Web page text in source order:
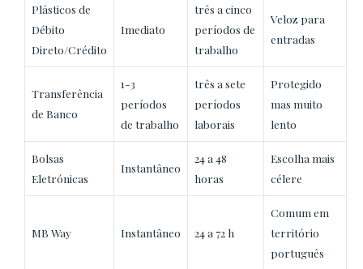
Plásticos de
Débito
Direto/Crédito
Imediato
três a cinco
períodos de
trabalho
Veloz para
entradas
Transferência
de Banco
1-3
períodos
de trabalho
três a sete
períodos
laborais
Protegido
mas muito
lento
Bolsas
Eletrónicas
Instantâneo
24 a 48
horas
Escolha mais
célere
MB Way Instantâneo 24 a 72 h
Comum em
território
português